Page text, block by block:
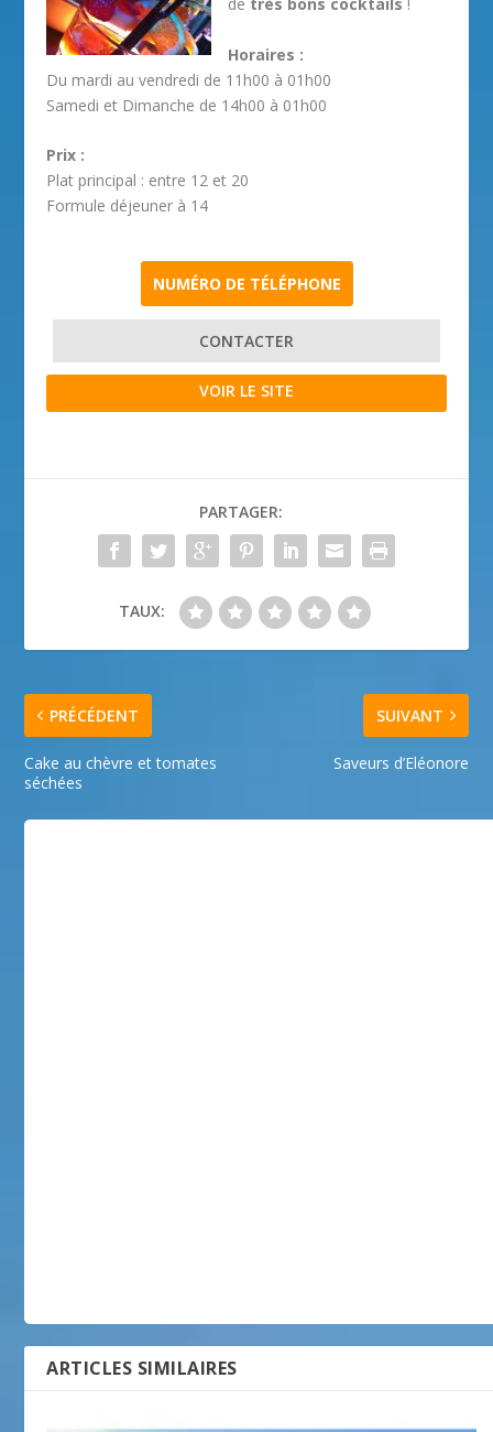
Horaires :
Du mardi au vendredi de 11h00 à 01h00
Samedi et Dimanche de 14h00 à 01h00
Prix :
Plat principal : entre 12 et 20
Formule déjeuner à 14
NUMÉRO DE TÉLÉPHONE
CONTACTER
VOIR LE SITE
PARTAGER:
TAUX:
PRÉCÉDENT
Cake au chèvre et tomates
séchées
SUIVANT
Saveurs d’Eléonore
ARTICLES SIMILAIRES